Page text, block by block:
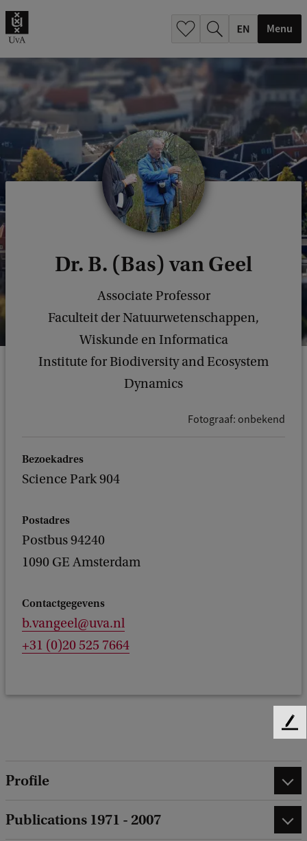
Menu
Dr. B. (Bas) van Geel
Associate Professor
Faculteit der Natuurwetenschappen,
Wiskunde en Informatica
Institute for Biodiversity and Ecosystem
Dynamics
Fotograaf: onbekend
Bezoekadres
Science Park 904
Postadres
Postbus 94240
1090 GE Amsterdam
Contactgegevens
b.vangeel@uva.nl
+31 (0)20 525 7664
Profile
Publications 1971 - 2007
F
a
c
k